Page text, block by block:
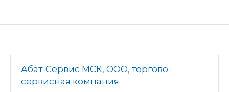
Абат-Сервис МСК, ООО, торгово-
сервисная компания